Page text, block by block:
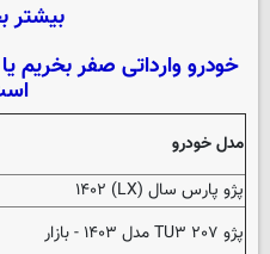
بیشتر
خودرو وارداتی صفر بخریم یا
مدل خودرو
پژو پارس سال (LX) ۱۴۰۲
پژو ۲۰۷ TU۳ مدل ۱۴۰۳ - بازار